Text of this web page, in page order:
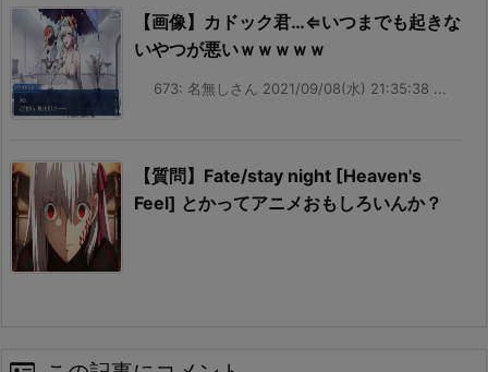
【画像】カドック君…⇐いつまでも起きな
いやつが悪いｗｗｗｗｗ
673: 名無しさん 2021/09/08(水) 21:35:38 ...
【質問】Fate/stay night [Heaven's
Feel] とかってアニメおもしろいんか？